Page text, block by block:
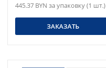
445.37 BYN за упаковку (1 шт.)
ЗАКАЗАТЬ